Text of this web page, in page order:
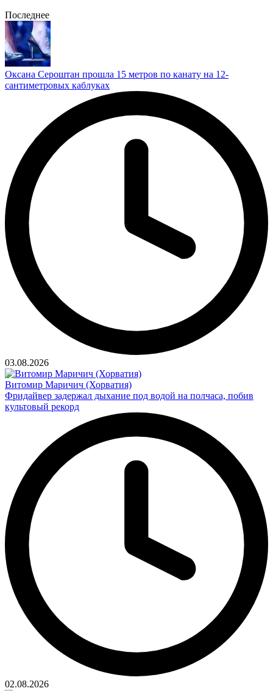
Последнее
Оксана Сероштан прошла 15 метров по канату на 12-
сантиметровых каблуках
03.08.2026
Витомир Маричич (Хорватия)
Фридайвер задержал дыхание под водой на полчаса, побив
культовый рекорд
02.08.2026